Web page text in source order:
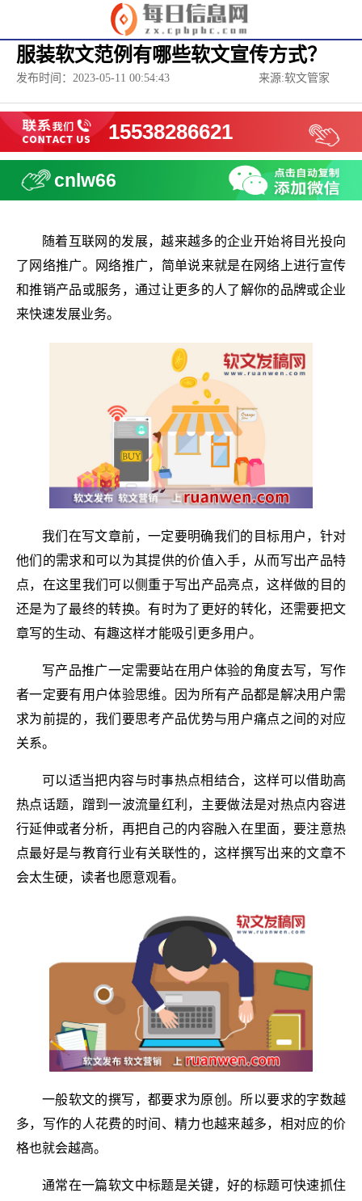
服装软文范例有哪些软文宣传方式？
发布时间：2023-05-11 00:54:43 来源:软文管家
15538286621
cnlw66
随着互联网的发展，越来越多的企业开始将目光投向
了网络推广。网络推广，简单说来就是在网络上进行宣传
和推销产品或服务，通过让更多的人了解你的品牌或企业
来快速发展业务。
我们在写文章前，一定要明确我们的目标用户，针对
他们的需求和可以为其提供的价值入手，从而写出产品特
点，在这里我们可以侧重于写出产品亮点，这样做的目的
还是为了最终的转换。有时为了更好的转化，还需要把文
章写的生动、有趣这样才能吸引更多用户。
写产品推广一定需要站在用户体验的角度去写，写作
者一定要有用户体验思维。因为所有产品都是解决用户需
求为前提的，我们要思考产品优势与用户痛点之间的对应
关系。
可以适当把内容与时事热点相结合，这样可以借助高
热点话题，蹭到一波流量红利，主要做法是对热点内容进
行延伸或者分析，再把自己的内容融入在里面，要注意热
点最好是与教育行业有关联性的，这样撰写出来的文章不
会太生硬，读者也愿意观看。
一般软文的撰写，都要求为原创。所以要求的字数越
多，写作的人花费的时间、精力也越来越多，相对应的价
格也就会越高。
通常在一篇软文中标题是关键，好的标题可快速抓住